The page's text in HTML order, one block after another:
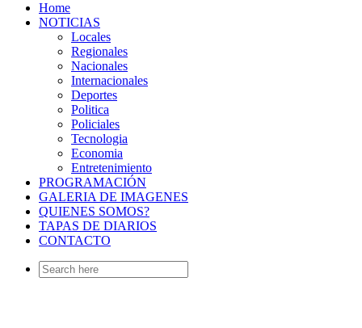
Home
NOTICIAS
Locales
Regionales
Nacionales
Internacionales
Deportes
Politica
Policiales
Tecnologia
Economia
Entretenimiento
PROGRAMACIÓN
GALERIA DE IMAGENES
QUIENES SOMOS?
TAPAS DE DIARIOS
CONTACTO
Search
for: